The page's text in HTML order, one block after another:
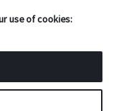
use of cookies: